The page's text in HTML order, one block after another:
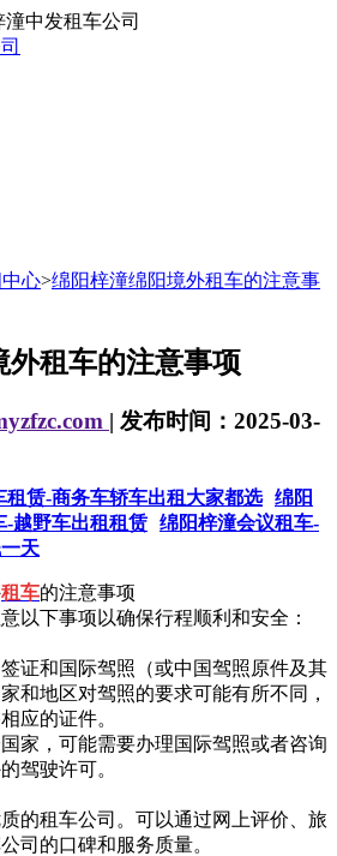
中发租车公司
心>绵阳梓潼绵阳境外租车的注意事
外租车的注意事项
| 发布时间：2025-03-
赁-商务车轿车出租大家都选 绵阳
-越野车出租租赁 绵阳梓潼会议租车-
天
租车的注意事项
以下事项以确保行程顺利和安全：
证和国际驾照（或中国驾照原件及其
和地区对驾照的要求可能有所不同，
应的证件。
家，可能需要办理国际驾照或者咨询
驾驶许可。
的租车公司。可以通过网上评价、旅
司的口碑和服务质量。